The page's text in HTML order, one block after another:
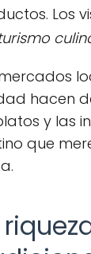
Los
hacen
y las
que